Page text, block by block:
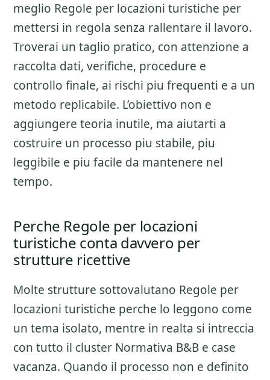
meglio Regole per locazioni turistiche per
mettersi in regola senza rallentare il lavoro.
Troverai un taglio pratico, con attenzione a
raccolta dati, verifiche, procedure e
controllo finale, ai rischi piu frequenti e a un
metodo replicabile. L’obiettivo non e
aggiungere teoria inutile, ma aiutarti a
costruire un processo piu stabile, piu
leggibile e piu facile da mantenere nel
tempo.
Perche Regole per locazioni
turistiche conta davvero per
strutture ricettive
Molte strutture sottovalutano Regole per
locazioni turistiche perche lo leggono come
un tema isolato, mentre in realta si intreccia
con tutto il cluster Normativa B&B e case
vacanza. Quando il processo non e definito